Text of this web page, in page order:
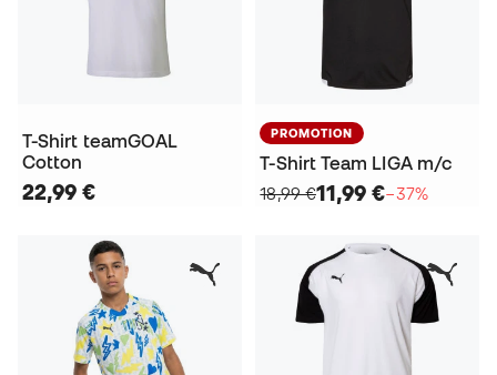
T-Shirt teamGOAL
Cotton
22,99 €
PROMOTION
T-Shirt Team LIGA m/c
18,99 €11,99 €−37%